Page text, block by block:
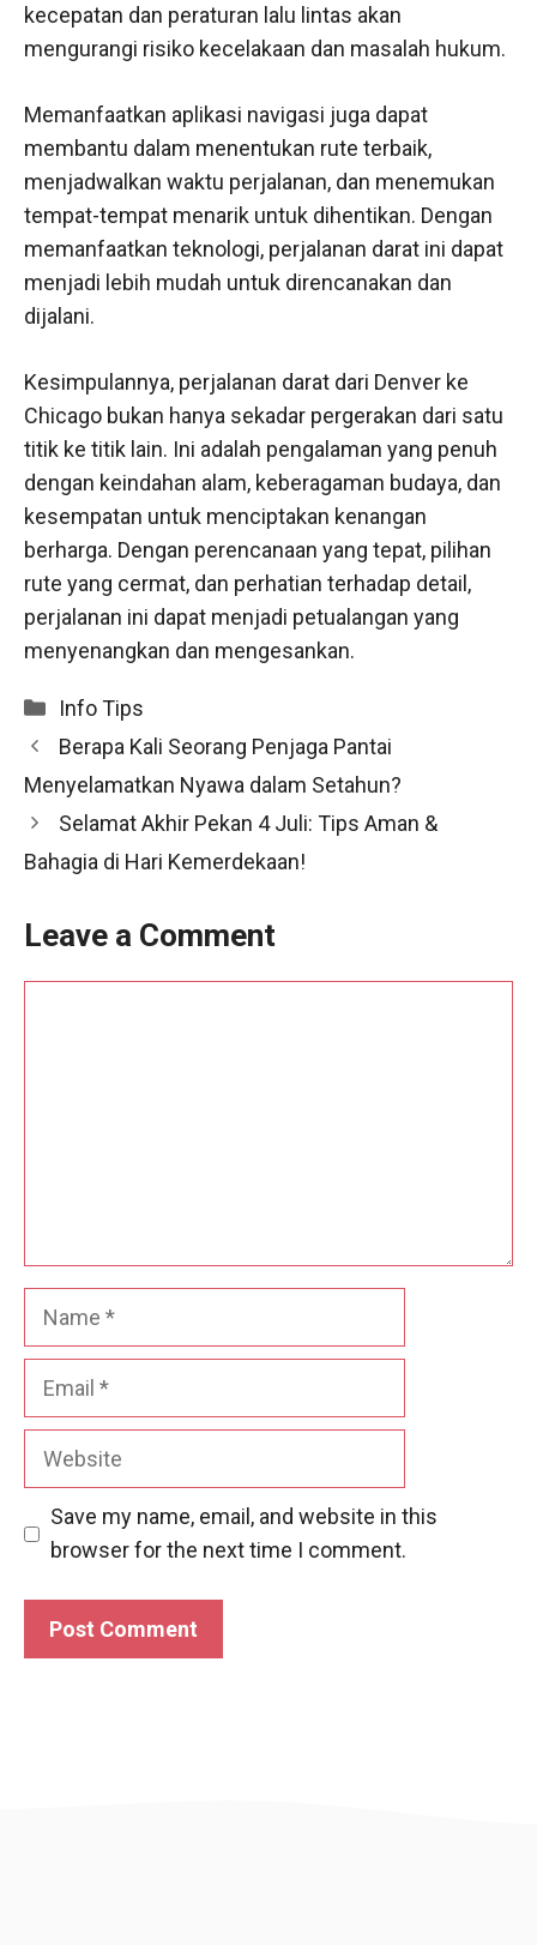
kecepatan dan peraturan lalu lintas akan
mengurangi risiko kecelakaan dan masalah hukum.
Memanfaatkan aplikasi navigasi juga dapat
membantu dalam menentukan rute terbaik,
menjadwalkan waktu perjalanan, dan menemukan
tempat-tempat menarik untuk dihentikan. Dengan
memanfaatkan teknologi, perjalanan darat ini dapat
menjadi lebih mudah untuk direncanakan dan
dijalani.
Kesimpulannya, perjalanan darat dari Denver ke
Chicago bukan hanya sekadar pergerakan dari satu
titik ke titik lain. Ini adalah pengalaman yang penuh
dengan keindahan alam, keberagaman budaya, dan
kesempatan untuk menciptakan kenangan
berharga. Dengan perencanaan yang tepat, pilihan
rute yang cermat, dan perhatian terhadap detail,
perjalanan ini dapat menjadi petualangan yang
menyenangkan dan mengesankan.
Categories
Info Tips
Berapa Kali Seorang Penjaga Pantai
Menyelamatkan Nyawa dalam Setahun?
Selamat Akhir Pekan 4 Juli: Tips Aman &
Bahagia di Hari Kemerdekaan!
Leave a Comment
Website
Save my name, email, and website in this
browser for the next time I comment.